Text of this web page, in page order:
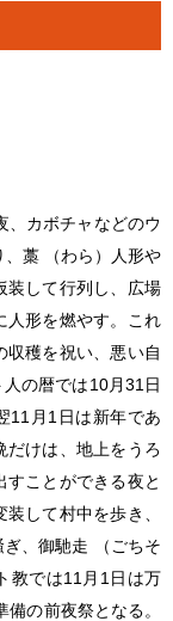
、カボチャなどのウ
、藁 （わら）人形や
装して行列し、広場
人形を燃やす。これ
収穫を祝い、悪い自
の暦では10月31日
11月1日は新年であ
だけは、地上をうろ
ことができる夜と
して村中を歩き、
、御馳走 （ごちそ
教では11月1日は万
の前夜祭となる。